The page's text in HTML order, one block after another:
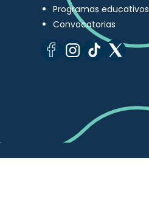
Programas educativos
Convocatorias